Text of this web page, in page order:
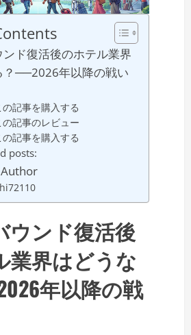
ンド復活後のホテル業界
？──2026年以降の戦い
の記事を購入する
の記事のレビュー
の記事を購入する
posts:
ウンド復活後
業界はどうな
年以降の戦